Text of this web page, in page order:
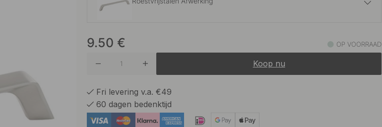
Op voorraad
9.50 € OP VOORRAAD
Koop nu
Fri levering v.a. €49
60 dagen bedenktijd